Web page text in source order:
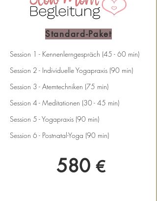
Standard-Paket
Session 1 - Kennenlerngespräch (45 - 60 min)
Session 2 - Individuelle Yogapraxis (90 min)
Session 3 - Atemtechniken (75 min)
Session 4 - Meditationen (30 - 45 min)
Session 5 - Yogapraxis (90 min)
Session 6 - Postnatal-Yoga (90 min)
580 €